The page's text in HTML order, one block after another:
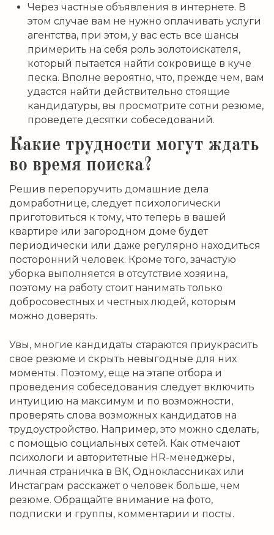
Через частные объявления в интернете. В
этом случае вам не нужно оплачивать услуги
агентства, при этом, у вас есть все шансы
примерить на себя роль золотоискателя,
который пытается найти сокровище в куче
песка. Вполне вероятно, что, прежде чем, вам
удастся найти действительно стоящие
кандидатуры, вы просмотрите сотни резюме,
проведете десятки собеседований.
Какие трудности могут ждать
во время поиска?
Решив перепоручить домашние дела
домработнице, следует психологически
приготовиться к тому, что теперь в вашей
квартире или загородном доме будет
периодически или даже регулярно находиться
посторонний человек. Кроме того, зачастую
уборка выполняется в отсутствие хозяина,
поэтому на работу стоит нанимать только
добросовестных и честных людей, которым
можно доверять.
Увы, многие кандидаты стараются приукрасить
свое резюме и скрыть невыгодные для них
моменты. Поэтому, еще на этапе отбора и
проведения собеседования следует включить
интуицию на максимум и по возможности,
проверять слова возможных кандидатов на
трудоустройство. Например, это можно сделать,
с помощью социальных сетей. Как отмечают
психологи и авторитетные HR-менеджеры,
личная страничка в ВК, Одноклассниках или
Инстаграм расскажет о человек больше, чем
резюме. Обращайте внимание на фото,
подписки и группы, комментарии и посты.